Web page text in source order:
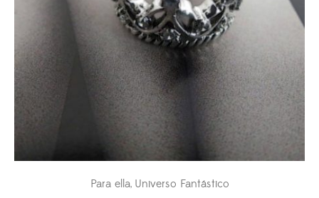
Para ella, Universo Fantástico